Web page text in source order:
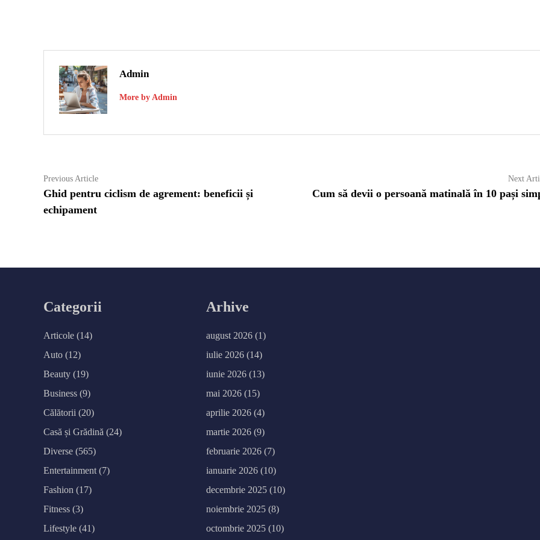
Admin
More by Admin
Navigare
în
articole
Previous ArticlePrevious
article:
Ghid pentru ciclism de agrement: beneficii și
echipament
Next
Cum să devii o persoană matinală în 10 pași
Categorii
Articole (14)
Auto (12)
Beauty (19)
Business (9)
Călătorii (20)
Casă și Grădină (24)
Diverse (565)
Entertainment (7)
Fashion (17)
Fitness (3)
Lifestyle (41)
Arhive
august 2026 (1)
iulie 2026 (14)
iunie 2026 (13)
mai 2026 (15)
aprilie 2026 (4)
martie 2026 (9)
februarie 2026 (7)
ianuarie 2026 (10)
decembrie 2025 (10)
noiembrie 2025 (8)
octombrie 2025 (10)